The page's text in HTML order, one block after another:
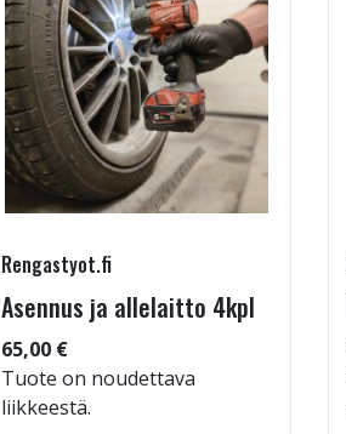
Rengastyot.fi
Asennus ja allelaitto 4kpl
65,00 €
Tuote on noudettava
liikkeestä.